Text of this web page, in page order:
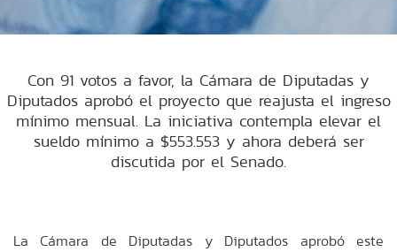
Con 91 votos a favor, la Cámara de Diputadas y
Diputados aprobó el proyecto que reajusta el ingreso
mínimo mensual. La iniciativa contempla elevar el
sueldo mínimo a $553.553 y ahora deberá ser
discutida por el Senado.
La Cámara de Diputadas y Diputados aprobó este